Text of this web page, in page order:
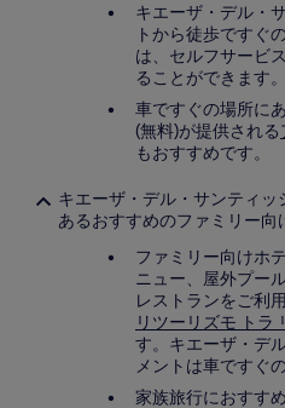
キエーザ・デル・
トから徒歩ですぐ
は、セルフサービ
ることができます。
車ですぐの場所に
(無料)が提供される
もおすすめです。
キエーザ・デル・サンティ
あるおすすめのファミリー向
ファミリー向けホ
ニュー、屋外プー
レストランをご利
リツーリズモ トラ
す。キエーザ・デ
メントは車ですぐ
家族旅行におすす